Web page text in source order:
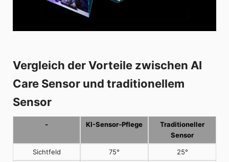
Vergleich der Vorteile zwischen AI
Care Sensor und traditionellem
Sensor
- KI-Sensor-Pflege
Traditioneller
Sensor
Sichtfeld 75° 25°